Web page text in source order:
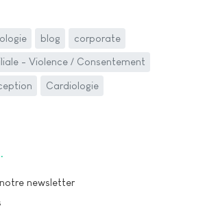
blog corporate
- Violence / Consentement
Cardiologie
newsletter